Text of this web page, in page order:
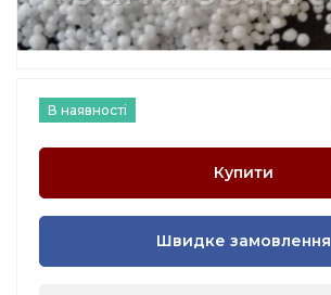
В наявності
Купити
Швидке замовлення